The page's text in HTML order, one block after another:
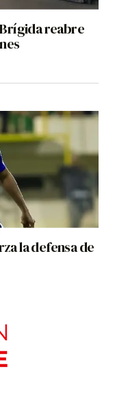
Brígida reabre
la defensa de